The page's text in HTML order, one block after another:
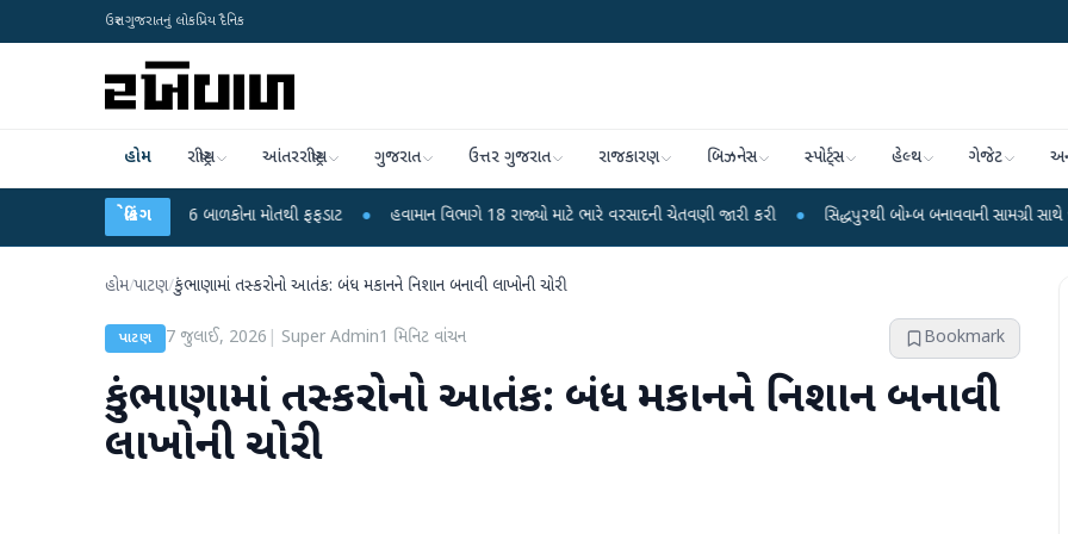
ઉત્તર ગુજરાતનું લોકપ્રિય દૈનિક
હોમ રાષ્ટ્રીય આંતરરાષ્ટ્રીય ગુજરાત ઉત્તર ગુજરાત રાજકારણ બિઝનેસ સ્પોર્ટ્સ હેલ્થ ગેજેટ
બ્રેકિંગ
ચાંદીપુરા? 6 બાળકોના મોતથી ફફડાટ ● હવામાન વિભાગે 18 રાજ્યો માટે ભારે વરસાદની ચેતવણી જારી કરી ● સિદ્ધપુરથી બોમ્બ બનાવવાની સામગ્રી સાથે જૈશના 5
હોમ/પાટણ/કુંભાણામાં તસ્કરોનો આતંક: બંધ મકાનને નિશાન બનાવી લાખોની ચોરી
પાટણ 7 જુલાઈ, 2026 Super Admin1 મિનિટ વાંચન Bookmark
કુંભાણામાં તસ્કરોનો આતંક: બંધ મકાનને નિશાન બનાવી
લાખોની ચોરી